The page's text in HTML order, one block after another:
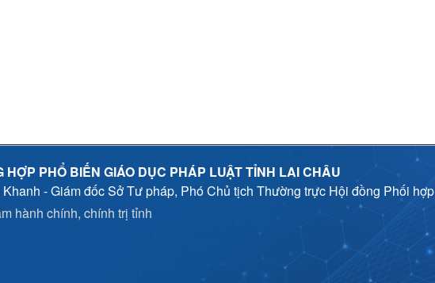
PHỔ BIẾN GIÁO DỤC PHÁP LUẬT TỈNH LAI CHÂU
Khanh - Giám đốc Sở Tư pháp, Phó Chủ tịch Thường trực Hội đồng Phối
hành chính, chính trị tỉnh